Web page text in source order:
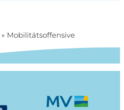
» Mobilitätsoffensive